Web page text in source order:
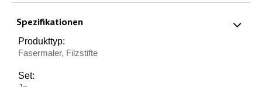
Spezifikationen
Produkttyp:
Fasermaler, Filzstifte
Set: